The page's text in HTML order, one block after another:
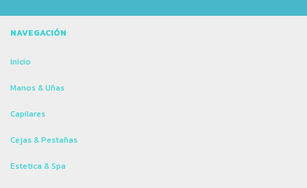
NAVEGACIÓN
Inicio
Manos & Uñas
Capilares
Cejas & Pestañas
Estetica & Spa